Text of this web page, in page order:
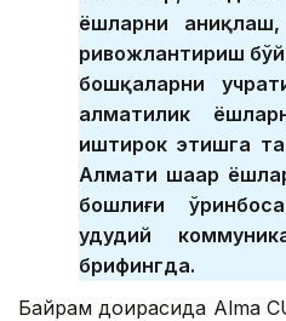
ёшларни
ривожлантириш
бошқаларни
алматилик
иштирок этишга
Алмати шаҳар
бошлиғи
ҳудудий
брифингда.
Байрам доирасида Alma